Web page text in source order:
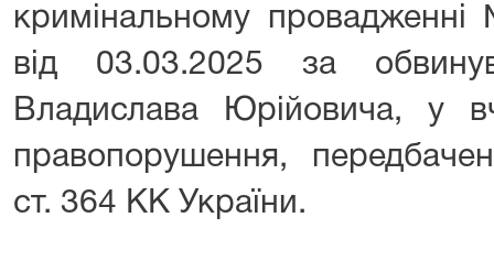
кримінальному
від 03.03.2025 за
Владислава Юрійовича, у
правопорушення,
ст. 364 КК України.